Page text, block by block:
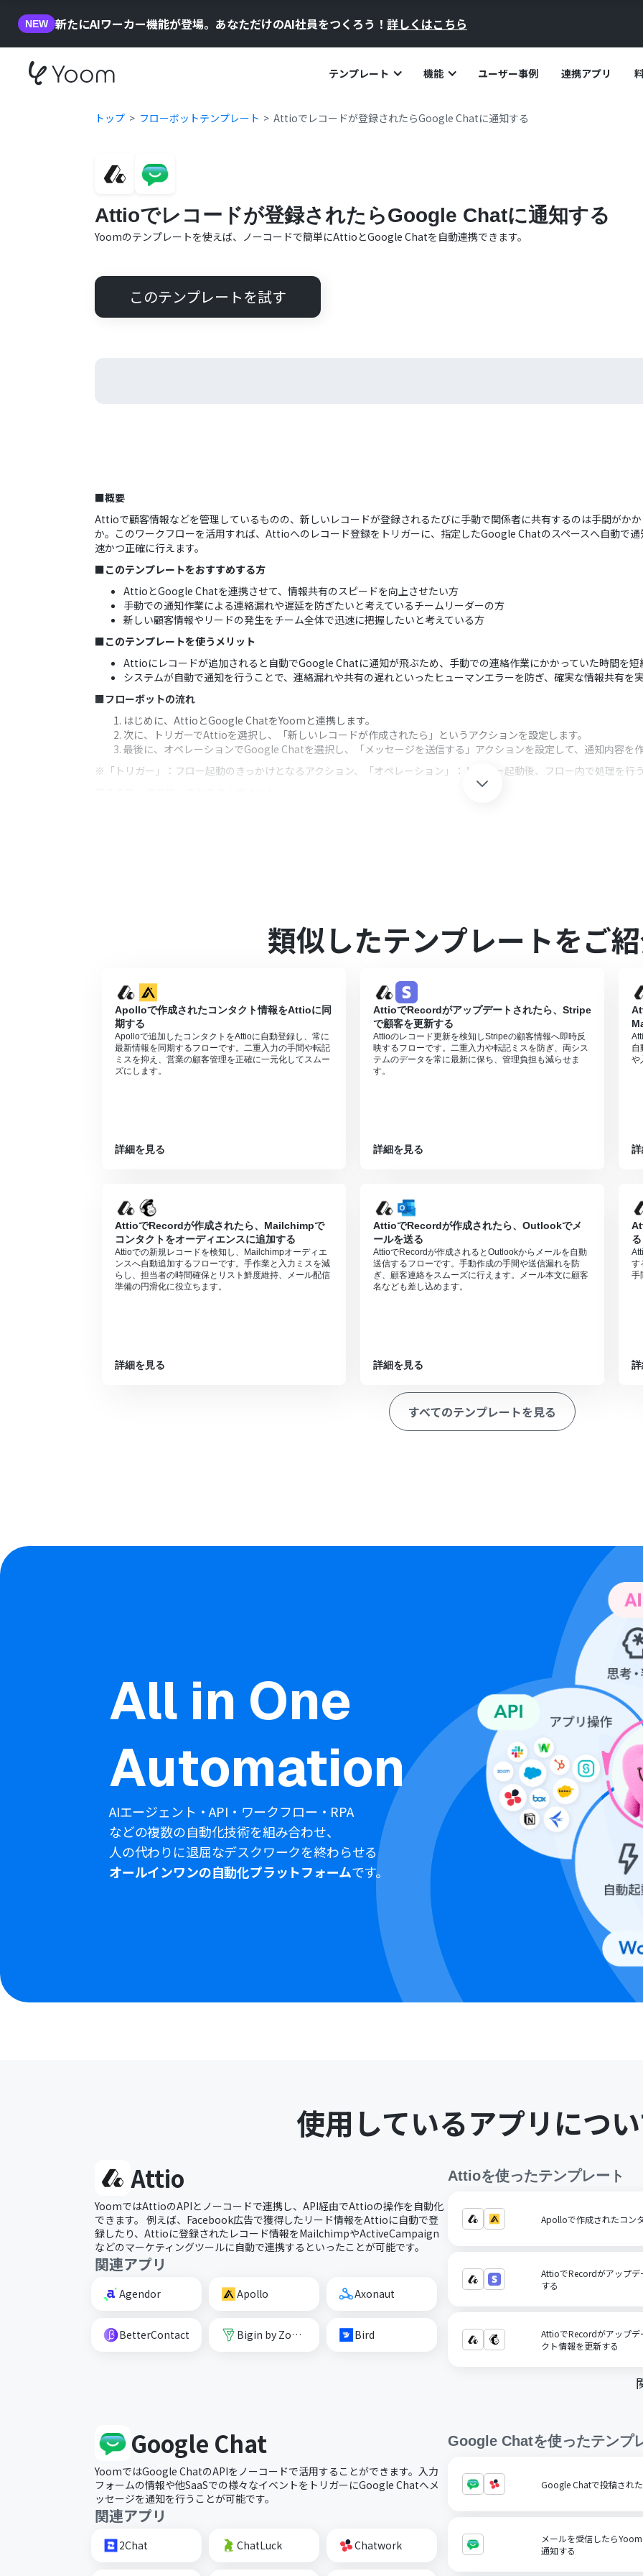
NEW 新たにAIワーカー機能が登場。あなただけのAI社員をつくろう！ 詳しくはこちら
テンプレート 機能 ユーザー事例 連携アプリ
トップ フローボットテンプレート Attioでレコードが登録されたらGoogle Chatに通知する
Attioでレコードが登録されたらGoogle Chatに通知する
Yoomのテンプレートを使えば、ノーコードで簡単にAttioとGoogle Chatを自動連携できます。
このテンプレートを試す
■概要
Attioで顧客情報などを管理しているものの、新しいレコードが登録されるたびに手動で関係者に共有するのは手間がか
か。このワークフローを活用すれば、Attioへのレコード登録をトリガーに、指定したGoogle Chatのスペースへ自動で
速かつ正確に行えます。
■このテンプレートをおすすめする方
AttioとGoogle Chatを連携させて、情報共有のスピードを向上させたい方
手動での通知作業による連絡漏れや遅延を防ぎたいと考えているチームリーダーの方
新しい顧客情報やリードの発生をチーム全体で迅速に把握したいと考えている方
■このテンプレートを使うメリット
Attioにレコードが追加されると自動でGoogle Chatに通知が飛ぶため、手動での連絡作業にかかっていた時間を短
システムが自動で通知を行うことで、連絡漏れや共有の遅れといったヒューマンエラーを防ぎ、確実な情報共有を
■フローボットの流れ
はじめに、AttioとGoogle ChatをYoomと連携します。
次に、トリガーでAttioを選択し、「新しいレコードが作成されたら」というアクションを設定します。
最後に、オペレーションでGoogle Chatを選択し、「メッセージを送信する」アクションを設定して、通知内容を
※「トリガー」：フロー起動のきっかけとなるアクション、「オペレーション」：トリガー起動後、フロー内で処理を行
類似したテンプレートをご
Apolloで作成されたコンタクト情報をAttioに同
期する
Apolloで追加したコンタクトをAttioに自動登録し、常に
最新情報を同期するフローです。二重入力の手間や転記
ミスを抑え、営業の顧客管理を正確に一元化してスムー
ズにします。
詳細を見る
AttioでRecordがアップデートされたら、Stripe
で顧客を更新する
Attioのレコード更新を検知しStripeの顧客情報へ即時反
映するフローです。二重入力や転記ミスを防ぎ、両シス
テムのデータを常に最新に保ち、管理負担も減らせま
す。
詳細を見る
自
や
AttioでRecordが作成されたら、Mailchimpで
コンタクトをオーディエンスに追加する
Attioでの新規レコードを検知し、Mailchimpオーディエ
ンスへ自動追加するフローです。手作業と入力ミスを減
らし、担当者の時間確保とリスト鮮度維持、メール配信
準備の円滑化に役立ちます。
詳細を見る
AttioでRecordが作成されたら、Outlookでメ
ールを送る
AttioでRecordが作成されるとOutlookからメールを自動
送信するフローです。手動作成の手間や送信漏れを防
ぎ、顧客連絡をスムーズに行えます。メール本文に顧客
名なども差し込めます。
詳細を見る
る
す
手
すべてのテンプレートを見る
All in One
Automation
AIエージェント・API・ワークフロー・RPA
などの複数の自動化技術を組み合わせ、
人の代わりに退屈なデスクワークを終わらせる
オールインワンの自動化プラットフォームです。
使用しているアプリにつ
Attio
YoomではAttioのAPIとノーコードで連携し、API経由でAttioの操作を自動化
できます。 例えば、Facebook広告で獲得したリード情報をAttioに自動で登
録したり、Attioに登録されたレコード情報をMailchimpやActiveCampaign
などのマーケティングツールに自動で連携するといったことが可能です。
関連アプリ
Agendor Apollo Axonaut
BetterContact Bigin by Zoho CRM Bird
Attioを使ったテンプレート
Apolloで作成されたコン
AttioでRecordがアップ
する
AttioでRecordがアップ
クト情報を更新する
Google Chat
YoomではGoogle ChatのAPIをノーコードで活用することができます。入力
フォームの情報や他SaaSでの様々なイベントをトリガーにGoogle Chatへメ
ッセージを通知を行うことが可能です。
関連アプリ
2Chat ChatLuck Chatwork
Google Chatを使ったテンプ
Google Chatで投稿され
メールを受信したら
通知する